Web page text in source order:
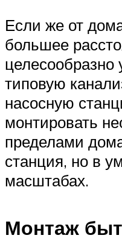
Если же от
большее
целесообразно
типовую
насосную
монтировать
пределами
станция, но в
масштабах.
Монтаж